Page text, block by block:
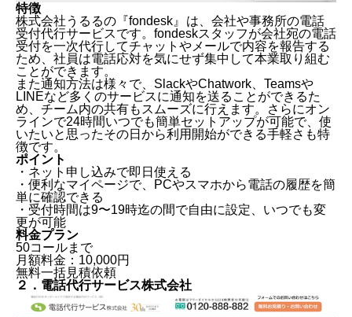
特徴
株式会社うるるの 『fondesk』
は、会社や事務所の電話
受付代行サービスです。fondeskスタッフが会社宛の電話
受付を一次代行してチャットやメールで内容を報告する
ため、社員は電話応対を気にせず集中して本業取り組む
ことができます。
また通知方法は様々で、SlackやChatwork、Teamsや
LINEなど多くのサービスに通知を送ることができるた
め、チーム内の共有もスムーズに行えます。さらにオン
ラインで24時間いつでも簡単セットアップが可能で、使
いたいと思ったその日から利用開始ができる手軽さも特
徴です。
ポイント
・ネット申し込みで即日使える
・便利なマイページで、PCやスマホから電話の履歴を簡
単に確認できる
・受付時間は9〜19時迄の間で自由に設定、いつでも変
更が可能
料金プラン
50コールまで
月額料金：10,000円
無料一括見積依頼
２．電話代行サービス株式会社